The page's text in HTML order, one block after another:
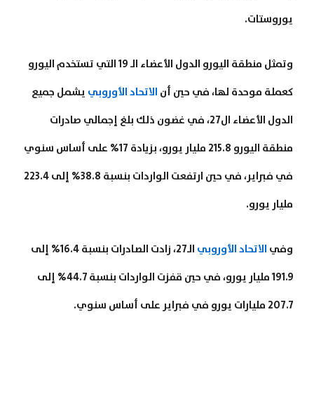
يوروستات.
وتمثل منطقة اليورو الدول الأعضاء الـ 19 التي تستخدم اليورو
كعملة موحدة لها، في حين أن الاتحاد الأوروبي يشمل جميع
الدول الأعضاء ال27، في غضون ذلك بلغ إجمالي صادرات
منطقة اليورو 215.8 مليار يورو، بزيادة 17% على أساس سنوي
في فبراير، في حين ارتفعت الواردات بنسبة 38.8% إلى 223.4
مليار يورو.
وفي الاتحاد الأوروبي
الـ27، زادت الصادرات بنسبة 16.4% إلى
191.9 مليار يورو، في حين قفزت الواردات بنسبة 44.7% إلى
207.7 مليارات يورو في فبراير على أساس سنوي.